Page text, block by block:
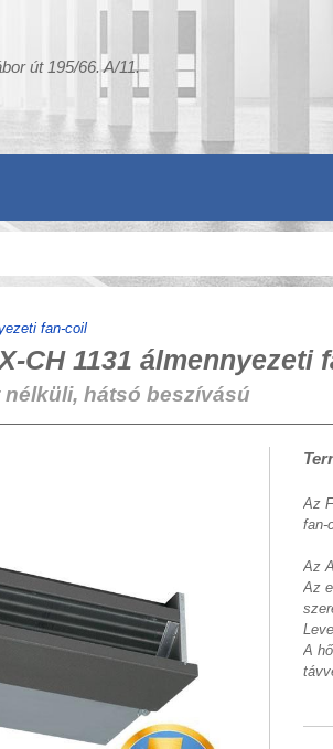
út 195/66. A/11.
fan-coil
CH 1131 álmennyezeti
hátsó beszívású
Az
fan-
Az
Az
A